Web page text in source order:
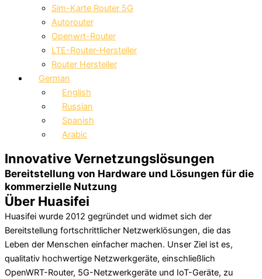
Sim-Karte Router 5G
Autorouter
Openwrt-Router
LTE-Router-Hersteller
Router Hersteller
German
English
Russian
Spanish
Arabic
Innovative Vernetzungslösungen
Bereitstellung von Hardware und Lösungen für die
kommerzielle Nutzung
Über Huasifei
Huasifei wurde 2012 gegründet und widmet sich der
Bereitstellung fortschrittlicher Netzwerklösungen, die das
Leben der Menschen einfacher machen. Unser Ziel ist es,
qualitativ hochwertige Netzwerkgeräte, einschließlich
OpenWRT-Router, 5G-Netzwerkgeräte und IoT-Geräte, zu